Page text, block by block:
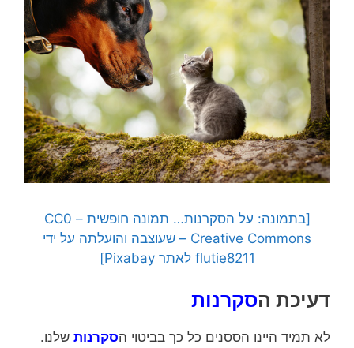
[בתמונה: על הסקרנות… תמונה חופשית – CC0
Creative Commons – שעוצבה והועלתה על ידי
flutie8211 לאתר Pixabay]
דעיכת הסקרנות
לא תמיד היינו הססנים כל כך בביטוי הסקרנות שלנו.